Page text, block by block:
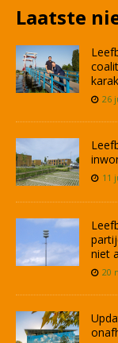
Laatste
26
11
niet
20